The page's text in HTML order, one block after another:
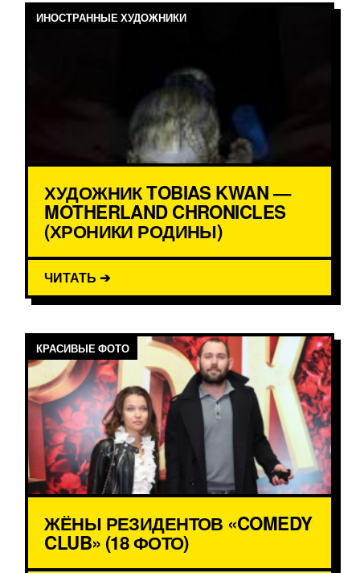
ИНОСТРАННЫЕ ХУДОЖНИКИ
ХУДОЖНИК TOBIAS KWAN —
MOTHERLAND CHRONICLES
(ХРОНИКИ РОДИНЫ)
ЧИТАТЬ ➔
КРАСИВЫЕ ФОТО
ЖЁНЫ РЕЗИДЕНТОВ «COMEDY
CLUB» (18 ФОТО)